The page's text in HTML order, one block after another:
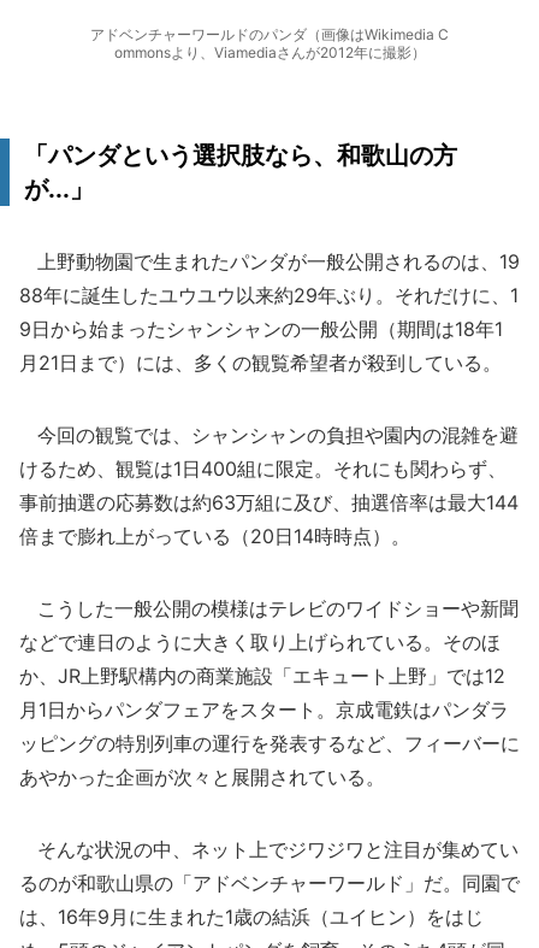
アドベンチャーワールドのパンダ（画像はWikimedia C
ommonsより、Viamediaさんが2012年に撮影）
「パンダという選択肢なら、和歌山の方
が...」
上野動物園で生まれたパンダが一般公開されるのは、19
88年に誕生したユウユウ以来約29年ぶり。それだけに、1
9日から始まったシャンシャンの一般公開（期間は18年1
月21日まで）には、多くの観覧希望者が殺到している。
今回の観覧では、シャンシャンの負担や園内の混雑を避
けるため、観覧は1日400組に限定。それにも関わらず、
事前抽選の応募数は約63万組に及び、抽選倍率は最大144
倍まで膨れ上がっている（20日14時時点）。
こうした一般公開の模様はテレビのワイドショーや新聞
などで連日のように大きく取り上げられている。そのほ
か、JR上野駅構内の商業施設「エキュート上野」では12
月1日からパンダフェアをスタート。京成電鉄はパンダラ
ッピングの特別列車の運行を発表するなど、フィーバーに
あやかった企画が次々と展開されている。
そんな状況の中、ネット上でジワジワと注目が集めてい
るのが和歌山県の「アドベンチャーワールド」だ。同園で
は、16年9月に生まれた1歳の結浜（ユイヒン）をはじ